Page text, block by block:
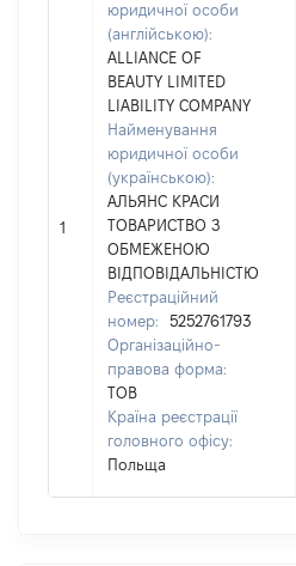
1
юридичної особи
(англійською):
ALLIANCE OF
BEAUTY LIMITED
LIABILITY COMPANY
Найменування
юридичної особи
(українською):
АЛЬЯНС КРАСИ
ТОВАРИСТВО З
ОБМЕЖЕНОЮ
ВІДПОВІДАЛЬНІСТЮ
Реєстраційний
номер:
5252761793
Організаційно-
правова форма:
ТОВ
Країна реєстрації
головного офісу:
Польща